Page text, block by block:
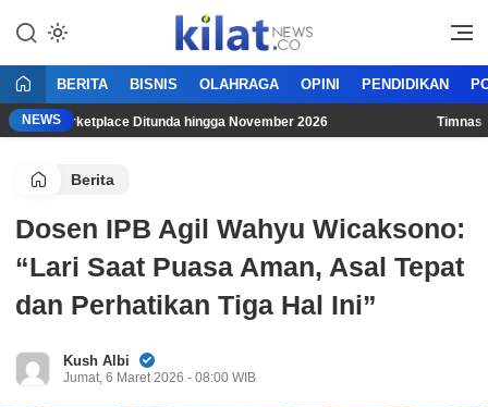
KilatNews.co
Mencerdaskan Anak Bangsa
BERITA BISNIS OLAHRAGA OPINI PENDIDIKAN
NEWS
Marketplace Ditunda hingga November 2026 Timnas
Berita
Dosen IPB Agil Wahyu Wicaksono:
“Lari Saat Puasa Aman, Asal Tepat
dan Perhatikan Tiga Hal Ini”
Kush Albi
Jumat, 6 Maret 2026 - 08:00 WIB